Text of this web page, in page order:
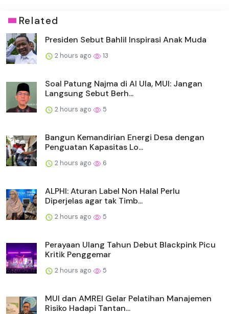
Related
Presiden Sebut Bahlil Inspirasi Anak Muda
2 hours ago 13
Soal Patung Najma di Al Ula, MUI: Jangan
Langsung Sebut Berh...
2 hours ago 5
Bangun Kemandirian Energi Desa dengan
Penguatan Kapasitas Lo...
2 hours ago 6
ALPHI: Aturan Label Non Halal Perlu
Diperjelas agar tak Timb...
2 hours ago 5
Perayaan Ulang Tahun Debut Blackpink Picu
Kritik Penggemar
2 hours ago 5
MUI dan AMREI Gelar Pelatihan Manajemen
Risiko Hadapi Tantan...